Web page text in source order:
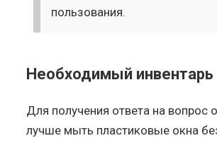
пользования.
Необходимый инвентарь
Для получения ответа на вопрос
лучше мыть пластиковые окна